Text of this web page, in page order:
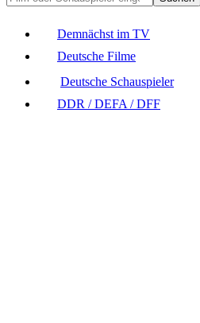
Demnächst im TV
Deutsche Filme
Deutsche Schauspieler
DDR / DEFA / DFF